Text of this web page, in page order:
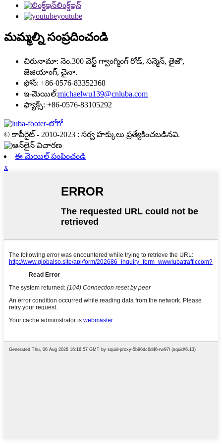
లింక్డ్ఇన్
youtube
మమ్మల్ని సంప్రదించండి
చిరునామా: నెం.300 వెస్ట్ గ్వాంగ్మింగ్ రోడ్, సన్మెన్, తైజౌ,
జెజియాంగ్, చైనా.
ఫోన్: +86-0576-83352368
ఇ-మెయిల్:michaelwu139@cnluba.com
ఫ్యాక్స్: +86-0576-83105292
© కాపీరైట్ - 2010-2023 : సర్వ హక్కులు ప్రత్యేకించబడినవి.
ఈ మెయిల్ పంపించండి
x